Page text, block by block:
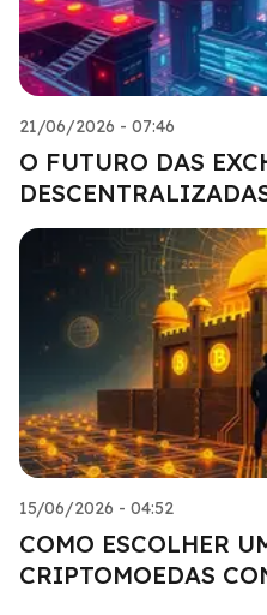
21/06/2026 - 07:46
O FUTURO DAS
15/06/2026 - 04:52
COMO ESCOLHER
CRIPTOMOEDAS